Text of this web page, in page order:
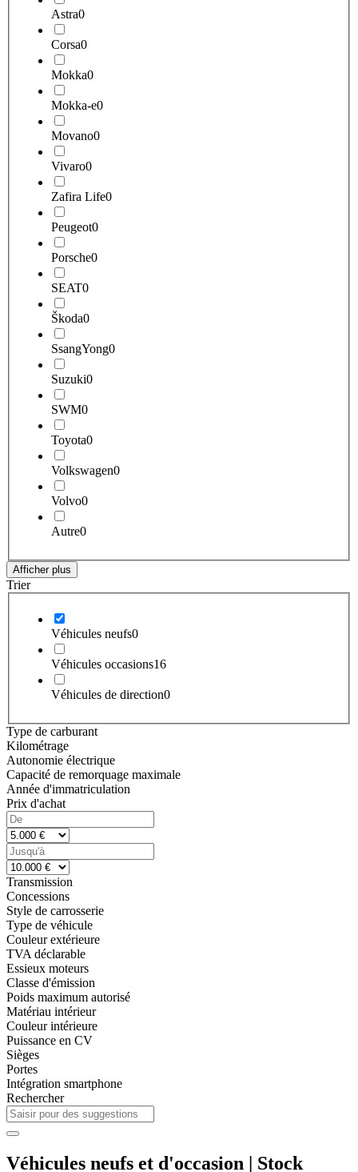
Astra0
Corsa0
Mokka0
Mokka-e0
Movano0
Vivaro0
Zafira Life0
Peugeot0
Porsche0
SEAT0
Škoda0
SsangYong0
Suzuki0
SWM0
Toyota0
Volkswagen0
Volvo0
Autre0
Afficher plus
Trier
Véhicules neufs0
Véhicules occasions16
Véhicules de direction0
Type de carburant
Kilométrage
Autonomie électrique
Capacité de remorquage maximale
Année d'immatriculation
Prix d'achat
Transmission
Concessions
Style de carrosserie
Type de véhicule
Couleur extérieure
TVA déclarable
Essieux moteurs
Classe d'émission
Poids maximum autorisé
Matériau intérieur
Couleur intérieure
Puissance en CV
Sièges
Portes
Intégration smartphone
Rechercher
Véhicules neufs et d'occasion | Stock